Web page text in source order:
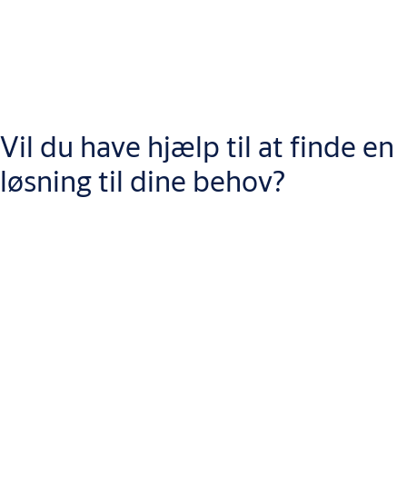
overholder
EU's datalov
, herunder rettigheder til adgang til og
brug af data, henvises til den fulde dataerklæring, der findes på
voresdownload-side.
Vil du have hjælp til at finde en
løsning til dine behov?